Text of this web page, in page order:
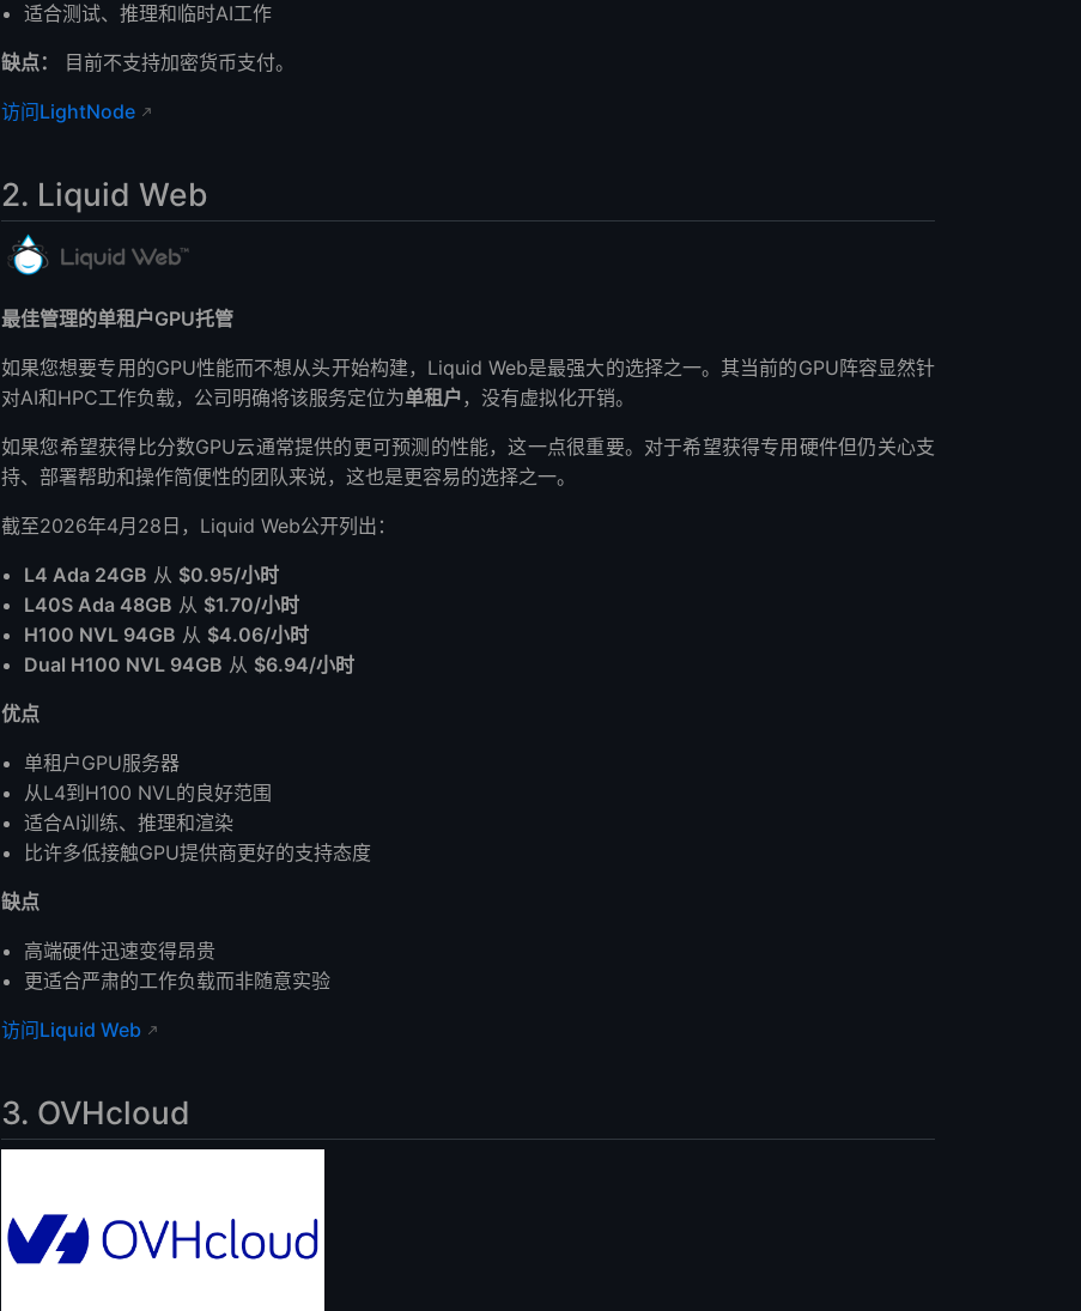
适合测试、推理和临时AI工作
缺点： 目前不支持加密货币支付。
访问LightNode
2. Liquid Web
最佳管理的单租户GPU托管
如果您想要专用的GPU性能而不想从头开始构建，Liquid Web是最强大的选择之一。其当前的GPU阵容显然针
对AI和HPC工作负载，公司明确将该服务定位为单租户 ，没有虚拟化开销。
如果您希望获得比分数GPU云通常提供的更可预测的性能，这一点很重要。对于希望获得专用硬件但仍关心支
持、部署帮助和操作简便性的团队来说，这也是更容易的选择之一。
截至2026年4月28日，Liquid Web公开列出：
L4 Ada 24GB 从 $0.95/小时
L40S Ada 48GB 从 $1.70/小时
H100 NVL 94GB 从 $4.06/小时
Dual H100 NVL 94GB 从 $6.94/小时
优点
单租户GPU服务器
从L4到H100 NVL的良好范围
适合AI训练、推理和渲染
比许多低接触GPU提供商更好的支持态度
缺点
高端硬件迅速变得昂贵
更适合严肃的工作负载而非随意实验
访问Liquid Web
3. OVHcloud